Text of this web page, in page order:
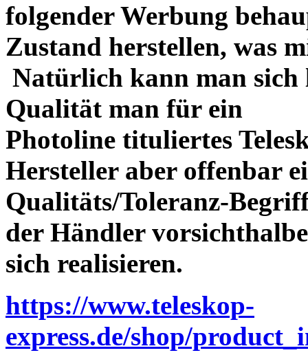
folgender Werbung
Zustand herstellen, was
Natürlich kann man sich
Qualität man für ein
Photoline tituliertes
Hersteller aber offenbar
Qualitäts/Toleranz-
der Händler
sich realisieren.
https://www.teleskop-
express.de/shop/